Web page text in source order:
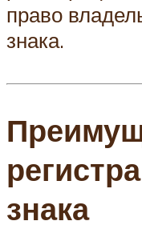
право
знака.
знака